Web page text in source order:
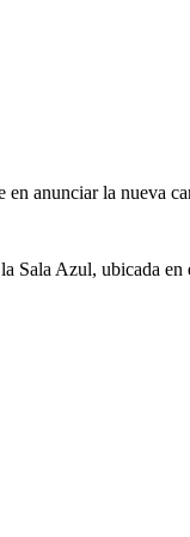
anunciar la nueva
Sala Azul, ubicada